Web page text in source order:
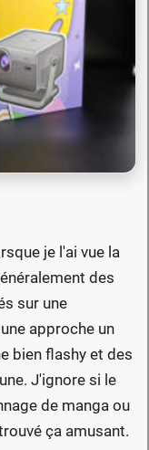
je l'ai vue la
des
sur une
approche un
bien flashy et des
J'ignore si le
de manga ou
ça amusant.